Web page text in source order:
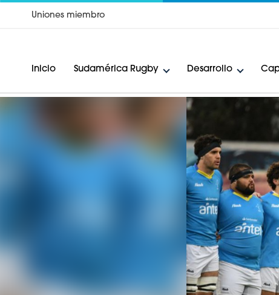
Uniones miembro
Inicio Sudamérica Rugby Desarrollo